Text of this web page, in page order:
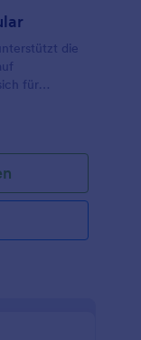
die
für
verwalten